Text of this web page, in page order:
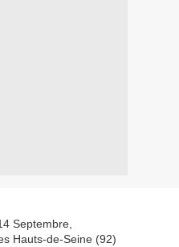
Septembre,
Hauts-de-Seine (92)